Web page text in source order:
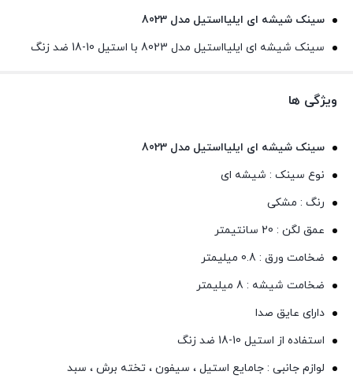
سینک شیشه ای ایلیااستیل مدل 8023
سینک شیشه ای ایلیااستیل مدل 8023 با استیل 10-18 ضد زنگ
ویژگی ها
سینک شیشه ای ایلیااستیل مدل 8023
نوع سینک : شیشه ای
رنگ : مشکی
عمق لگن : 20 سانتیمتر
ضخامت ورق : 0.8 میلیمتر
ضخامت شیشه : 8 میلیمتر
دارای عایق صدا
استفاده از استیل 10-18 ضد زنگ
لوازم جانبی : جامایع استیل ، سیفون ، تخته برش ، سبد